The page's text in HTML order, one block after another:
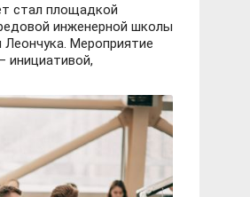
стал площадкой
инженерной школы
Мероприятие
инициативой,